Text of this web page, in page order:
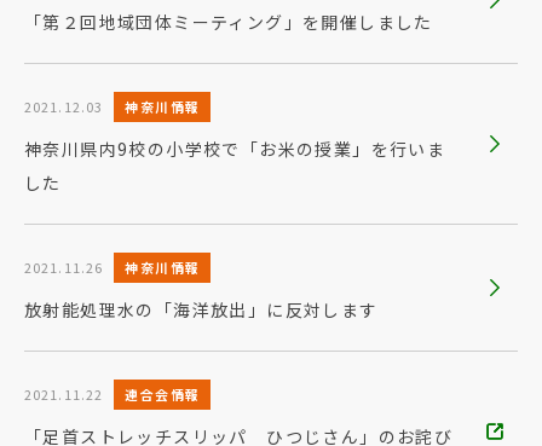
「第２回地域団体ミーティング」を開催しました
2021.12.03 神奈川情報
神奈川県内9校の小学校で「お米の授業」を行いま
した
2021.11.26 神奈川情報
放射能処理水の「海洋放出」に反対します
2021.11.22 連合会情報
「足首ストレッチスリッパ ひつじさん」のお詫び